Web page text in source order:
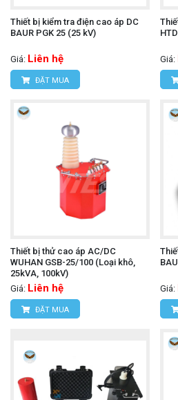
Thiết bị kiểm tra điện cao áp DC
BAUR PGK 25 (25 kV)
Giá: Liên hệ
ĐẶT MUA
Giá:
Thiết bị thử cao áp AC/DC
WUHAN GSB-25/100 (Loại khô,
25kVA, 100kV)
Giá: Liên hệ
ĐẶT MUA
Giá: